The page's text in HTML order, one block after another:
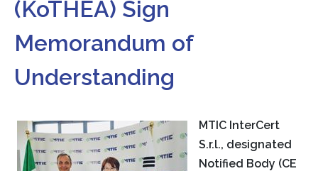
(KoTHEA) Sign
Memorandum of
Understanding
MTIC InterCert
S.r.l., designated
Notified Body (CE